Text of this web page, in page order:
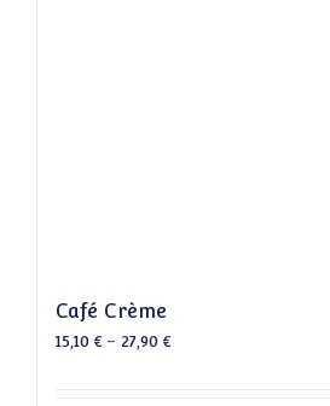
Café Crème
15,10 €– 27,90 €